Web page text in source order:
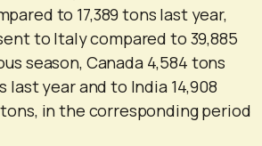
to 17,389 tons last year,
to Italy compared to 39,885
season, Canada 4,584 tons
last year and to India 14,908
in the corresponding period